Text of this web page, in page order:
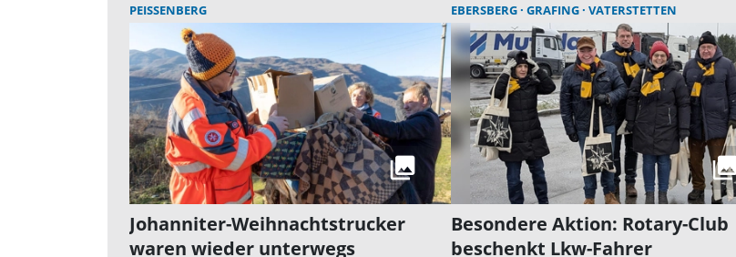
PEISSENBERG
Johanniter-Weihnachtstrucker
waren wieder unterwegs
EBERSBERG GRAFING VATERSTETTEN
Besondere Aktion: Rotary-Club
beschenkt Lkw-Fahrer